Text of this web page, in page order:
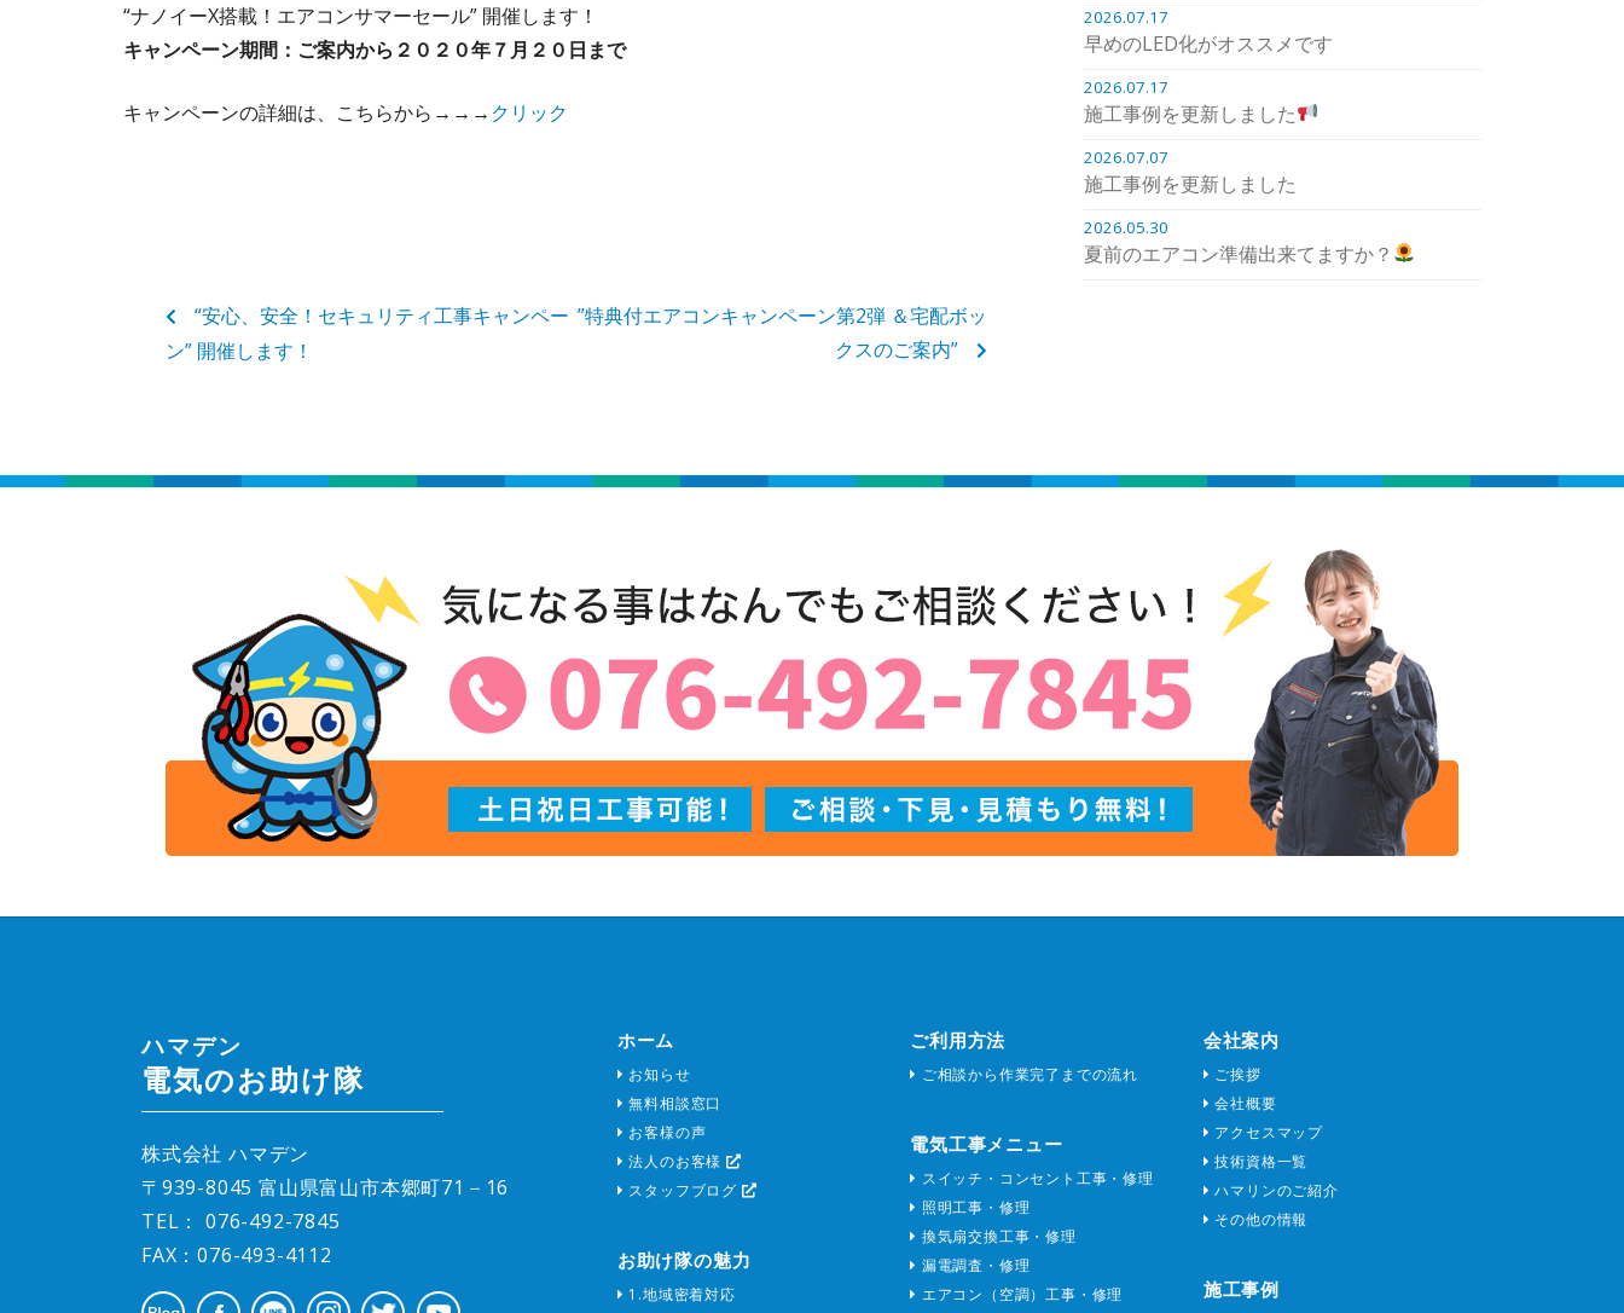
“ナノイーX搭載！エアコンサマーセール” 開催します！
キャンペーン期間：ご案内から２０２０年７月２０日まで
キャンペーンの詳細は、こちらから→→→ クリック
“安心、安全！セキュリティ工事キャンペー
ン” 開催します！
”特典付エアコンキャンペーン第2弾 ＆宅配ボッ
クスのご案内”
2026.07.17
早めのLED化がオススメです
2026.07.17
施工事例を更新しました
2026.07.07
施工事例を更新しました
2026.05.30
夏前のエアコン準備出来てますか？
ハマデン
電気のお助け隊
株式会社 ハマデン
〒939-8045 富山県富山市本郷町71－16
TEL： 076-492-7845
FAX：076-493-4112
ホーム
お知らせ
無料相談窓口
お客様の声
法人のお客様
スタッフブログ
お助け隊の魅力
1.地域密着対応
ご利用方法
ご相談から作業完了までの流れ
電気工事メニュー
スイッチ・コンセント工事・修理
照明工事・修理
換気扇交換工事・修理
漏電調査・修理
エアコン（空調）工事・修理
会社案内
ご挨拶
会社概要
アクセスマップ
技術資格一覧
ハマリンのご紹介
その他の情報
施工事例